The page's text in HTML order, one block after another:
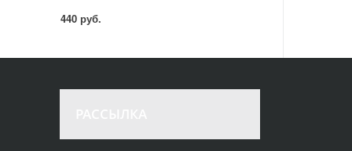
440 руб.